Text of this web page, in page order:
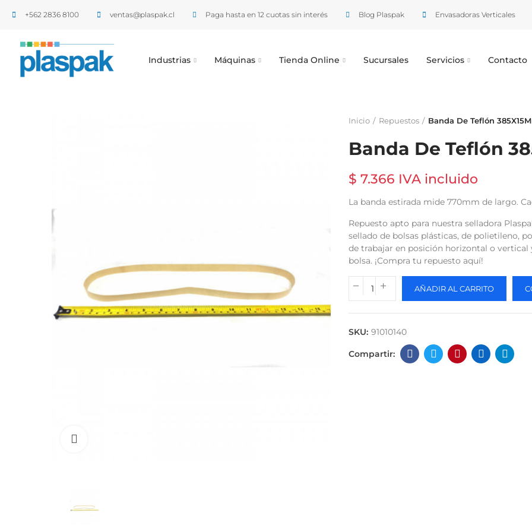
+562 2836 8100​ ventas@plaspak.cl Paga hasta en 12 cuotas sin interés Blog Plaspak Envasadoras Verticales
Industrias Máquinas Tienda Online Sucursales Servicios Contacto
Inicio Repuestos Banda De Teflón
Banda De Teflón
$ 7.366 IVA incluido
La banda estirada mide 770mm de largo.
Repuesto apto para nuestra selladora
sellado de bolsas plásticas, de polietileno,
de trabajar en posición horizontal o
bolsa. ¡Compra tu repuesto aquí!
AÑADIR AL CARRITO
SKU: 91010140